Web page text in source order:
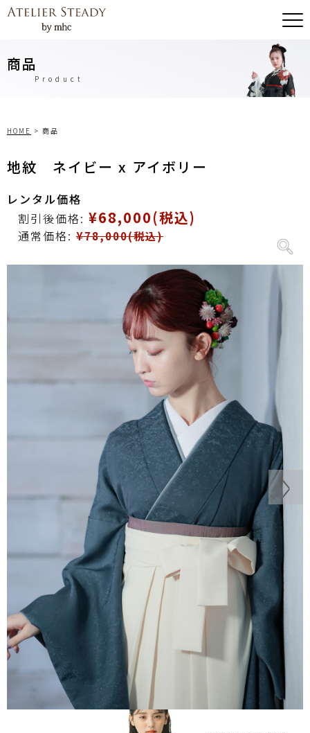
商品
Product
HOME > 商品
地紋 ネイビー x アイボリー
レンタル価格
割引後価格: ¥68,000(税込)
通常価格: ¥78,000(税込)
地紋 ネイビー
袴
アイボリー
説明
※半衿は白色になります
セット内容